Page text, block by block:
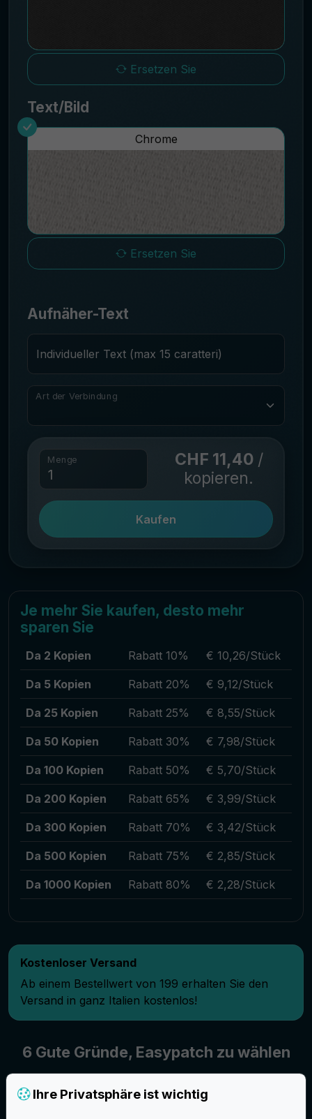
Ersetzen Sie
Text/Bild
Chrome
Ersetzen Sie
Aufnäher-Text
Individueller Text (max 15 caratteri)
Art der Verbindung
Menge CHF 11,40 /
kopieren.
Kaufen
Je mehr Sie kaufen, desto mehr
sparen Sie
Da 2 Kopien Rabatt 10% € 10,26/Stück
Da 5 Kopien Rabatt 20% € 9,12/Stück
Da 25 Kopien Rabatt 25% € 8,55/Stück
Da 50 Kopien Rabatt 30% € 7,98/Stück
Da 100 Kopien Rabatt 50% € 5,70/Stück
Da 200 Kopien Rabatt 65% € 3,99/Stück
Da 300 Kopien Rabatt 70% € 3,42/Stück
Da 500 Kopien Rabatt 75% € 2,85/Stück
Da 1000 Kopien Rabatt 80% € 2,28/Stück
Kostenloser Versand
Ab einem Bestellwert von 199 erhalten Sie den
Versand in ganz Italien kostenlos!
6 Gute Gründe, Easypatch zu wählen
Ihre Privatsphäre ist wichtig